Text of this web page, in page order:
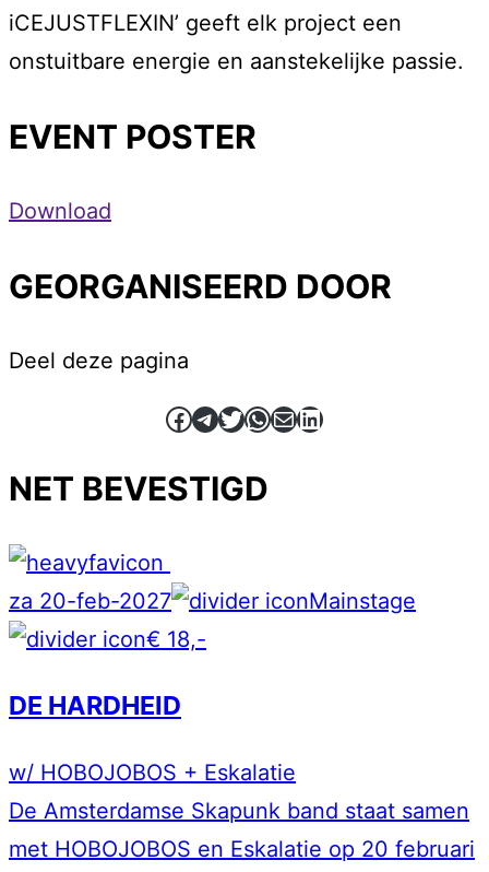
iCEJUSTFLEXIN’ geeft elk project een
onstuitbare energie en aanstekelijke passie.
EVENT POSTER
Download
GEORGANISEERD DOOR
Deel deze pagina
Facebook
Telegram
Twitter
WhatsApp
E-mailLinkedIn
NET BEVESTIGD
za 20-feb-2027
Mainstage
€ 18,-
DE HARDHEID
w/ HOBOJOBOS + Eskalatie
De Amsterdamse Skapunk band staat samen
met HOBOJOBOS en Eskalatie op 20 februari